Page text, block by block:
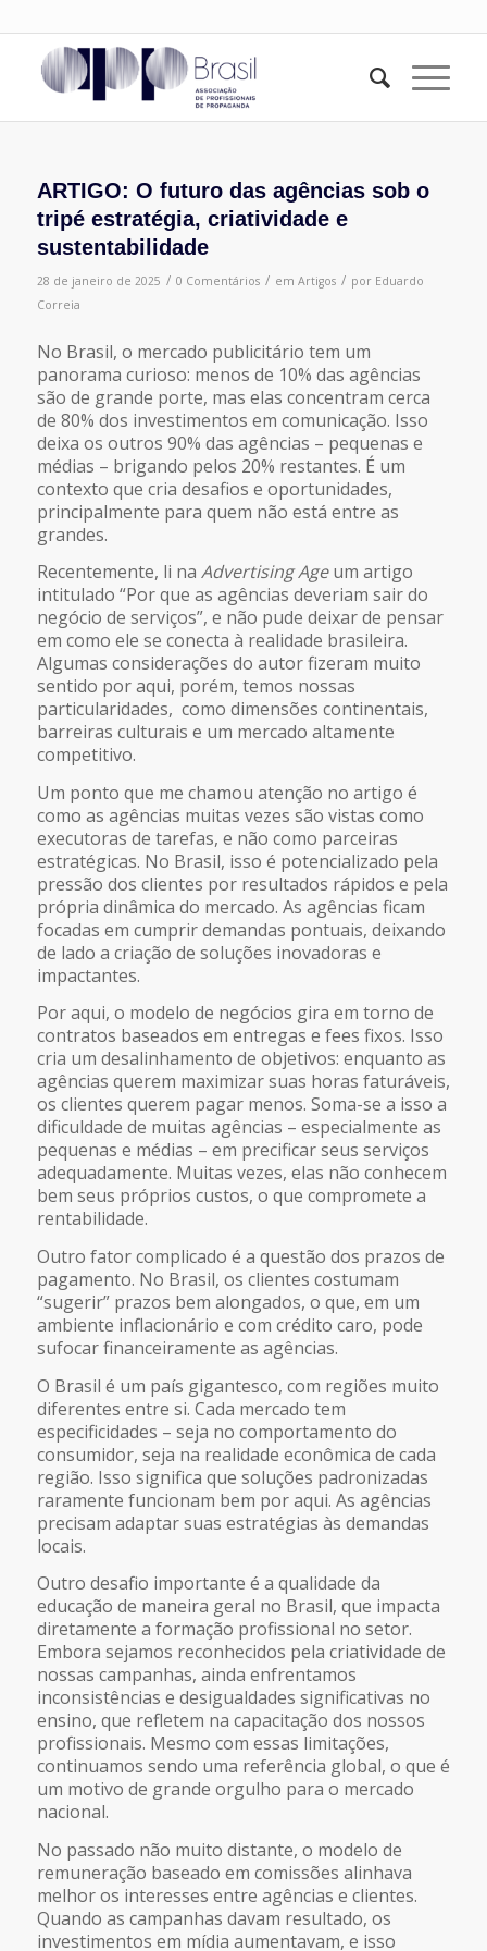
ARTIGO: O futuro das agências sob o
tripé estratégia, criatividade e
sustentabilidade
28 de janeiro de 2025 / 0 Comentários / em Artigos / por Eduardo
Correia
No Brasil, o mercado publicitário tem um
panorama curioso: menos de 10% das agências
são de grande porte, mas elas concentram cerca
de 80% dos investimentos em comunicação. Isso
deixa os outros 90% das agências – pequenas e
médias – brigando pelos 20% restantes. É um
contexto que cria desafios e oportunidades,
principalmente para quem não está entre as
grandes.
Recentemente, li na Advertising Ageum artigo
intitulado “Por que as agências deveriam sair do
negócio de serviços”, e não pude deixar de pensar
em como ele se conecta à realidade brasileira.
Algumas considerações do autor fizeram muito
sentido por aqui, porém, temos nossas
particularidades, como dimensões continentais,
barreiras culturais e um mercado altamente
competitivo.
Um ponto que me chamou atenção no artigo é
como as agências muitas vezes são vistas como
executoras de tarefas, e não como parceiras
estratégicas. No Brasil, isso é potencializado pela
pressão dos clientes por resultados rápidos e pela
própria dinâmica do mercado. As agências ficam
focadas em cumprir demandas pontuais, deixando
de lado a criação de soluções inovadoras e
impactantes.
Por aqui, o modelo de negócios gira em torno de
contratos baseados em entregas e fees fixos. Isso
cria um desalinhamento de objetivos: enquanto as
agências querem maximizar suas horas faturáveis,
os clientes querem pagar menos. Soma-se a isso a
dificuldade de muitas agências – especialmente as
pequenas e médias – em precificar seus serviços
adequadamente. Muitas vezes, elas não conhecem
bem seus próprios custos, o que compromete a
rentabilidade.
Outro fator complicado é a questão dos prazos de
pagamento. No Brasil, os clientes costumam
“sugerir” prazos bem alongados, o que, em um
ambiente inflacionário e com crédito caro, pode
sufocar financeiramente as agências.
O Brasil é um país gigantesco, com regiões muito
diferentes entre si. Cada mercado tem
especificidades – seja no comportamento do
consumidor, seja na realidade econômica de cada
região. Isso significa que soluções padronizadas
raramente funcionam bem por aqui. As agências
precisam adaptar suas estratégias às demandas
locais.
Outro desafio importante é a qualidade da
educação de maneira geral no Brasil, que impacta
diretamente a formação profissional no setor.
Embora sejamos reconhecidos pela criatividade de
nossas campanhas, ainda enfrentamos
inconsistências e desigualdades significativas no
ensino, que refletem na capacitação dos nossos
profissionais. Mesmo com essas limitações,
continuamos sendo uma referência global, o que é
um motivo de grande orgulho para o mercado
nacional.
No passado não muito distante, o modelo de
remuneração baseado em comissões alinhava
melhor os interesses entre agências e clientes.
Quando as campanhas davam resultado, os
investimentos em mídia aumentavam, e isso